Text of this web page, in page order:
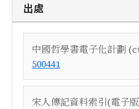
出處
中國哲學書電子化計劃
500441
宋人傳記資料索引(電子